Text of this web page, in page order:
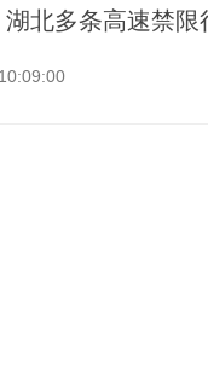
湖北多条高速禁限